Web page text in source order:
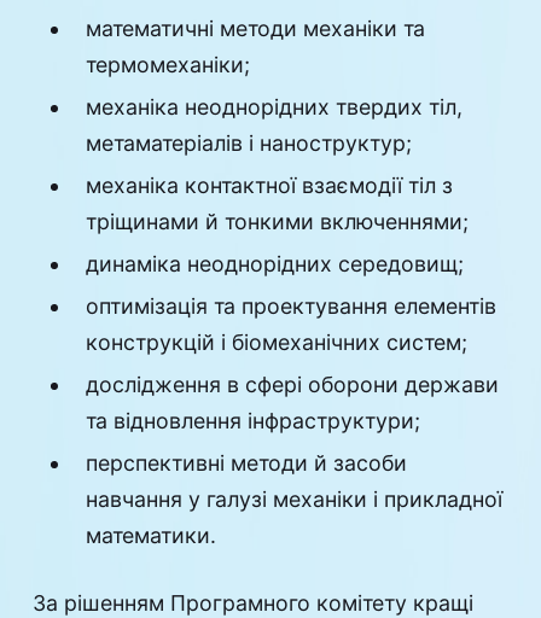
математичні методи механіки та
термомеханіки;
механіка неоднорідних твердих тіл,
метаматеріалів і наноструктур;
механіка контактної взаємодії тіл з
тріщинами й тонкими включеннями;
динаміка неоднорідних середовищ;
оптимізація та проектування елементів
конструкцій і біомеханічних систем;
дослідження в сфері оборони держави
та відновлення інфраструктури;
перспективні методи й засоби
навчання у галузі механіки і прикладної
математики.
За рішенням Програмного комітету кращі